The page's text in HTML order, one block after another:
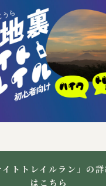
イトトレイルラン」の
はこちら